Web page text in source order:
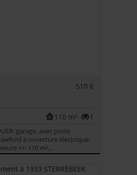
510 €
1
110 m²
garage, avec porte
à ouverture électrique.
+/- 110 m²...